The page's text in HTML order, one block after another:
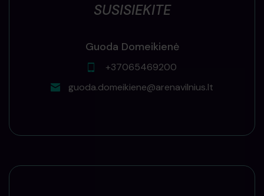
SUSISIEKITE
Guoda Domeikienė
+37065469200
guoda.domeikiene@arenavilnius.lt